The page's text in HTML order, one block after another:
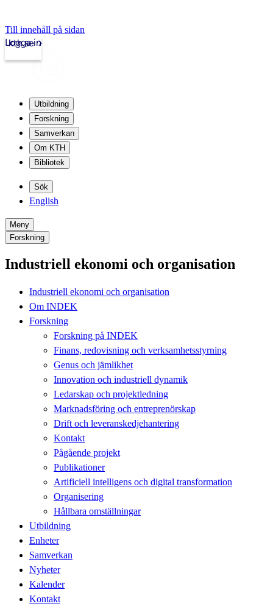
Till innehåll på sidan
kth.se
Logga in
Utbildning
Forskning
Samverkan
Om KTH
Bibliotek
Sök
English
Meny
Forskning
Industriell ekonomi och organisation
Industriell ekonomi och organisation
Om INDEK
Forskning
Forskning på INDEK
Finans, redovisning och verksamhetsstyrning
Genus och jämlikhet
Innovation och industriell dynamik
Ledarskap och projektledning
Marknadsföring och entreprenörskap
Drift och leveranskedjehantering
Kontakt
Pågående projekt
Publikationer
Artificiell intelligens och digital transformation
Organisering
Hållbara omställningar
Utbildning
Enheter
Samverkan
Nyheter
Kalender
Kontakt